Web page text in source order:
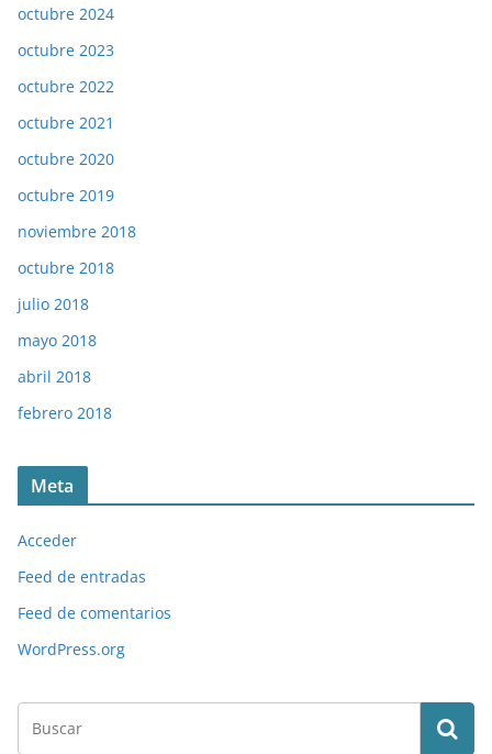
octubre 2024
octubre 2023
octubre 2022
octubre 2021
octubre 2020
octubre 2019
noviembre 2018
octubre 2018
julio 2018
mayo 2018
abril 2018
febrero 2018
Meta
Acceder
Feed de entradas
Feed de comentarios
WordPress.org